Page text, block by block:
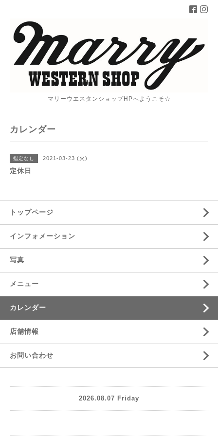
マリーウエスタンショップHPへようこそ☆
カレンダー
指定なし 2021-03-23 (火)
定休日
トップページ
インフォメーション
写真
メニュー
カレンダー
店舗情報
お問い合わせ
2026.08.07 Friday